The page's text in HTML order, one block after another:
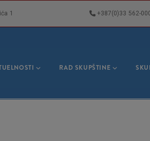
1 +387(0)33 562-
RAD SKUPŠTINE